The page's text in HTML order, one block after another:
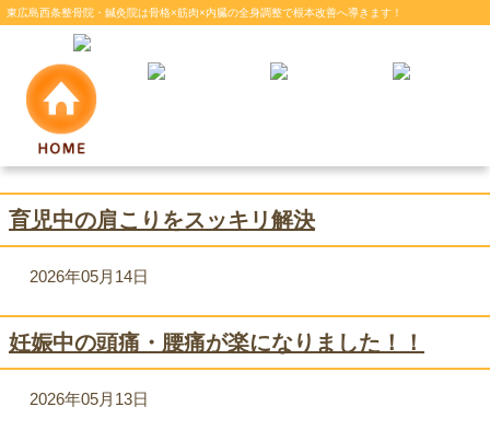
東広島西条整骨院・鍼灸院は骨格×筋肉×内臓の全身調整で根本改善へ導きます！
育児中の肩こりをスッキリ解決
2026年05月14日
妊娠中の頭痛・腰痛が楽になりました！！
2026年05月13日